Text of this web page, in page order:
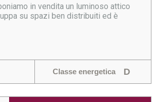
in vendita un luminoso attico
su spazi ben distribuiti ed è
Classe energetica D